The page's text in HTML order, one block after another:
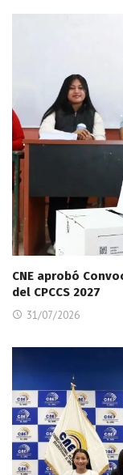
CNE aprobó
del CPCCS 2027
31/07/2026